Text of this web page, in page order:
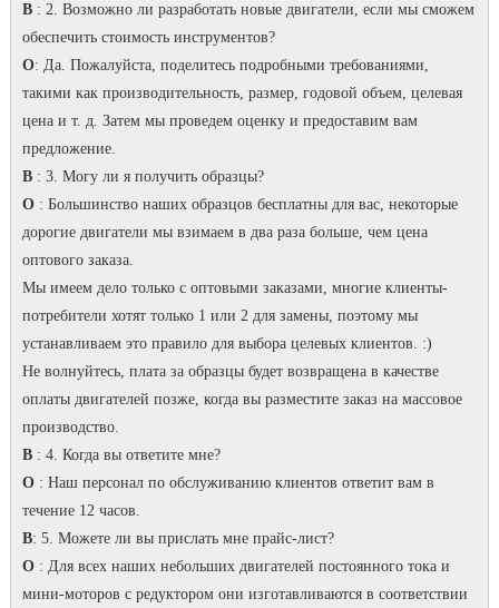
В: 2. Возможно ли разработать новые двигатели, если мы сможем
обеспечить стоимость инструментов?
О: Да. Пожалуйста, поделитесь подробными требованиями,
такими как производительность, размер, годовой объем, целевая
цена и т. д. Затем мы проведем оценку и предоставим вам
предложение.
В: 3. Могу ли я получить образцы?
О: Большинство наших образцов бесплатны для вас, некоторые
дорогие двигатели мы взимаем в два раза больше, чем цена
оптового заказа.
Мы имеем дело только с оптовыми заказами, многие клиенты-
потребители хотят только 1 или 2 для замены, поэтому мы
устанавливаем это правило для выбора целевых клиентов. :)
Не волнуйтесь, плата за образцы будет возвращена в качестве
оплаты двигателей позже, когда вы разместите заказ на массовое
производство.
В: 4. Когда вы ответите мне?
О: Наш персонал по обслуживанию клиентов ответит вам в
течение 12 часов.
В: 5. Можете ли вы прислать мне прайс-лист?
О: Для всех наших небольших двигателей постоянного тока и
мини-моторов с редуктором они изготавливаются в соответствии